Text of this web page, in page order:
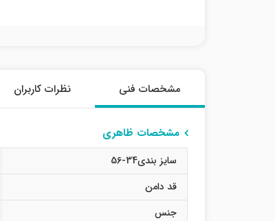
مشخصات فنی نظرات کاربران
مشخصات ظاهری
سایز بندی34-56
قد دامن
جنس